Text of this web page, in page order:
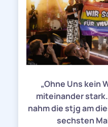
„Ohne Uns kein
miteinander
nahm die stjg am
sechsten